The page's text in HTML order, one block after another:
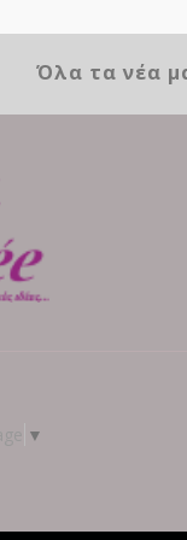
Όλα τα νέα
▼